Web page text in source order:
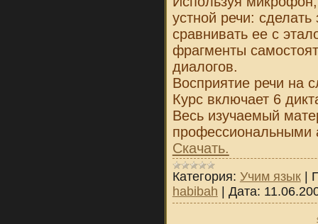
устной речи: сделать
сравнивать ее с
фрагменты
диалогов.
Восприятие речи на
Курс включает 6
Весь изучаемый
профессиональными
Скачать.
Категория: Учим язык |
habibah | Дата: